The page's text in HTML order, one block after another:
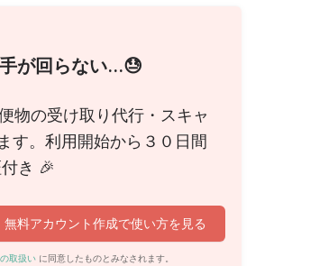
が回らない...😓
物の受け取り代行・スキャ
す。利用開始から３０日間
き 🎉
無料アカウント作成で使い方を見る
取扱いに同意したものとみなされます。